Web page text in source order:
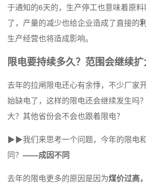
于通知的6天的，生产停工也意味着原
了，产量的减少也给企业造成了直接的
生产经营也将造成影响。
限电要持续多久？范围会继续扩
去年的拉闸限电还心有余悸，不少厂家
始缺电了，这样的限电还会继续发生吗
大？其他省份会不会也跟着限电？
▶▶我们来思考一个问题，今年的限电
同？ ——成因不同
去年的限电更多的原因是因为煤价过高